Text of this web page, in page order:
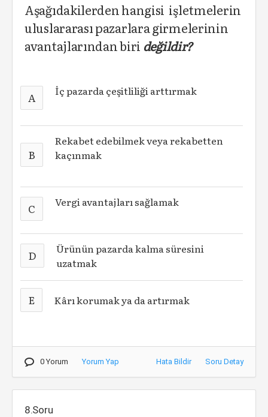
Aşağıdakilerden hangisi işletmelerin
uluslararası pazarlara girmelerinin
avantajlarından biri değildir?
A İç pazarda çeşitliliği arttırmak
B
Rekabet edebilmek veya rekabetten
kaçınmak
C Vergi avantajları sağlamak
D
Ürünün pazarda kalma süresini
uzatmak
E Kârı korumak ya da artırmak
0 Yorum Yorum Yap Hata Bildir Soru Detay
8.Soru